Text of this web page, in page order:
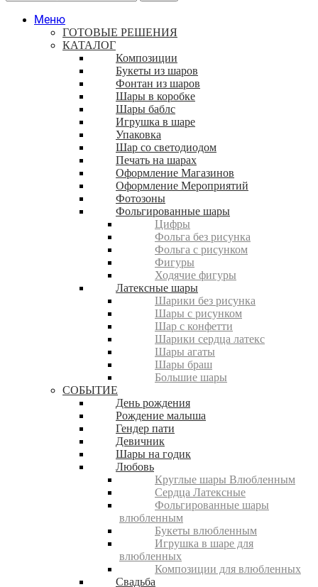
Меню
ГОТОВЫЕ РЕШЕНИЯ
КАТАЛОГ
Композиции
Букеты из шаров
Фонтан из шаров
Шары в коробке
Шары баблс
Игрушка в шаре
Упаковка
Шар со светодиодом
Печать на шарах
Оформление Магазинов
Оформление Мероприятий
Фотозоны
Фольгированные шары
Цифры
Фольга без рисунка
Фольга с рисунком
Фигуры
Ходячие фигуры
Латексные шары
Шарики без рисунка
Шары с рисунком
Шар с конфетти
Шарики сердца латекс
Шары агаты
Шары браш
Большие шары
СОБЫТИЕ
День рождения
Рождение малыша
Гендер пати
Девичник
Шары на годик
Любовь
Круглые шары Влюбленным
Сердца Латексные
Фольгированные шары
влюбленным
Букеты влюбленным
Игрушка в шаре для
влюбленных
Композиции для влюбленных
Свадьба